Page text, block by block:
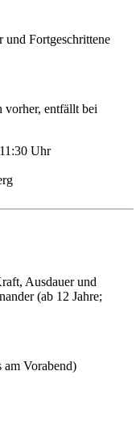
und Fortgeschrittene
entfällt bei
Uhr
Ausdauer und
(ab 12 Jahre;
am Vorabend)